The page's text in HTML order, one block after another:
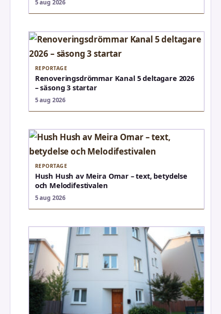
5 aug 2026
REPORTAGE
Renoveringsdrömmar Kanal 5 deltagare 2026
– säsong 3 startar
5 aug 2026
REPORTAGE
Hush Hush av Meira Omar – text, betydelse
och Melodifestivalen
5 aug 2026